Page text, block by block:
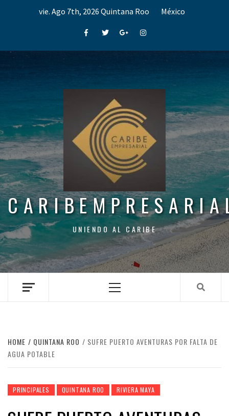
vie. Ago 7th, 2026 Quintana Roo México
FacebookTwitterGoogle+Instagram
UNIENDO AL CARIBE
Menu
HOME QUINTANA ROO
SUFRE PUERTO AVENTURAS POR FALTA DE
AGUA POTABLE
PRINCIPALES QUINTANA ROO RIVIERA MAYA